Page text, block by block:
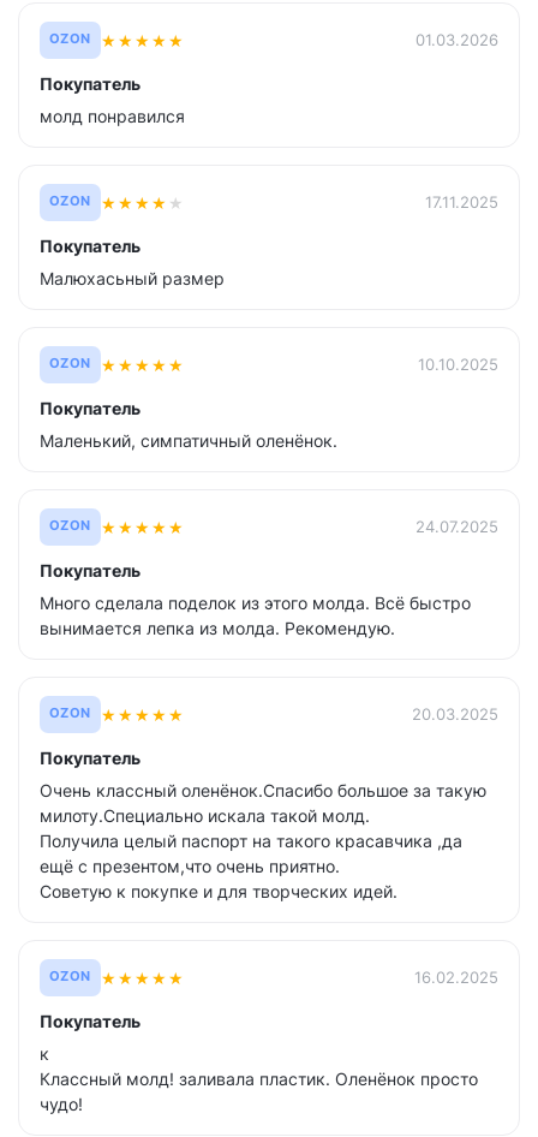
OZON ★★★★★ 01.03.2026
Покупатель
молд понравился
OZON ★★★★ ★ 17.11.2025
Покупатель
Малюхасьный размер
OZON ★★★★★ 10.10.2025
Покупатель
Маленький, симпатичный оленёнок.
OZON ★★★★★ 24.07.2025
Покупатель
Много сделала поделок из этого молда. Всё быстро
вынимается лепка из молда. Рекомендую.
OZON ★★★★★ 20.03.2025
Покупатель
Очень классный оленёнок.Спасибо большое за такую
милоту.Специально искала такой молд.
Получила целый паспорт на такого красавчика ,да
ещё с презентом,что очень приятно.
Советую к покупке и для творческих идей.
OZON ★★★★★ 16.02.2025
Покупатель
к
Классный молд! заливала пластик. Оленёнок просто
чудо!